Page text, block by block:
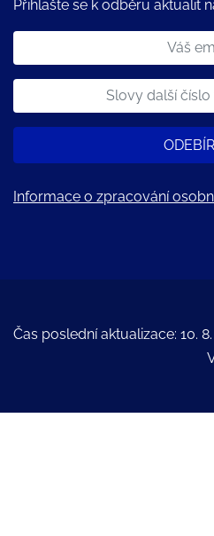
Přihlašte se k odběru aktualit
Informace o zpracování
Čas poslední aktualizace: 10. 8.